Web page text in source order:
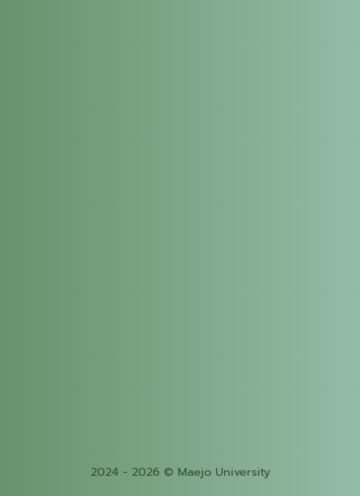
2024 - 2026 © Maejo University